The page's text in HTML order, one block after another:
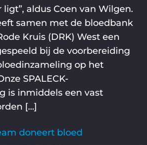
aldus Coen van Wilgen.
samen met de bloedbank
Kruis (DRK) West een
bij de voorbereiding
op het
SPALECK-
is inmiddels een vast
[…]
doneert bloed